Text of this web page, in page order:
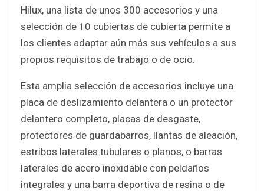
Hilux, una lista de unos 300 accesorios y una
selección de 10 cubiertas de cubierta permite a
los clientes adaptar aún más sus vehículos a sus
propios requisitos de trabajo o de ocio.
Esta amplia selección de accesorios incluye una
placa de deslizamiento delantera o un protector
delantero completo, placas de desgaste,
protectores de guardabarros, llantas de aleación,
estribos laterales tubulares o planos, o barras
laterales de acero inoxidable con peldaños
integrales y una barra deportiva de resina o de